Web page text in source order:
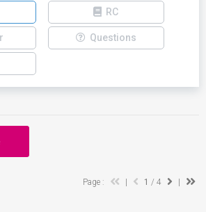
RC
Questions
Page : 1 / 4